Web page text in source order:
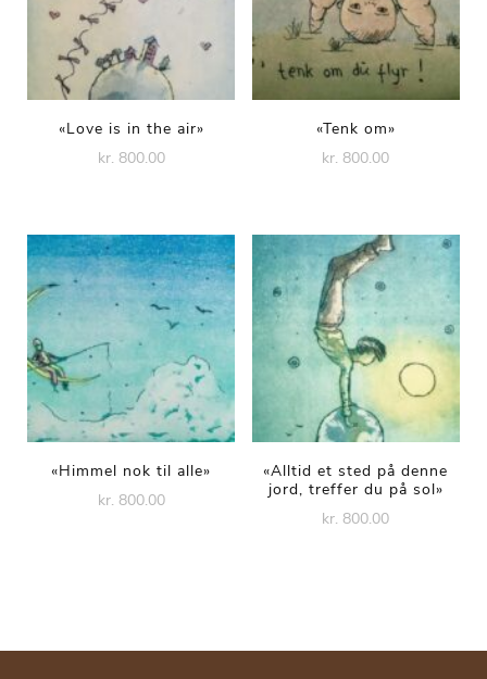
«Love is in the air»
kr. 800.00
«Tenk om»
kr. 800.00
«Himmel nok til alle»
kr. 800.00
«Alltid et sted på denne
jord, treffer du på sol»
kr. 800.00